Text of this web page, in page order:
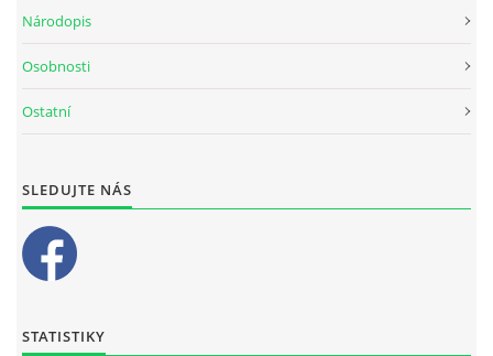
Národopis
Osobnosti
Ostatní
SLEDUJTE NÁS
STATISTIKY